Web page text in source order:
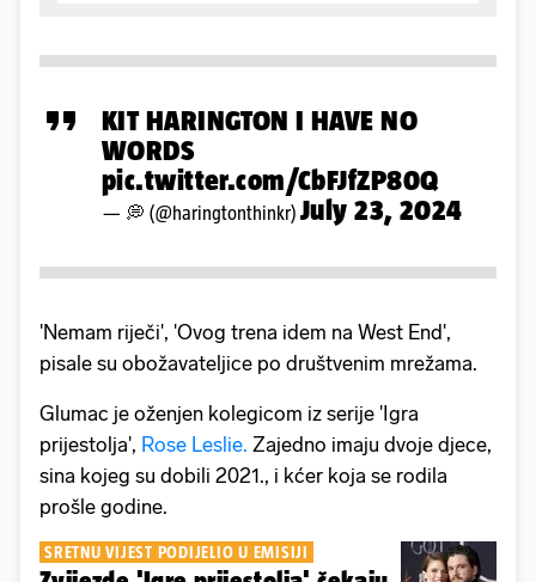
KIT HARINGTON I HAVE NO
WORDS
pic.twitter.com/CbFJfZP80Q
— 💭 (@haringtonthinkr) July 23, 2024
'Nemam riječi', 'Ovog trena idem na West End',
pisale su obožavateljice po društvenim mrežama.
Glumac je oženjen kolegicom iz serije 'Igra
prijestolja', Rose Leslie. Zajedno imaju dvoje djece,
sina kojeg su dobili 2021., i kćer koja se rodila
prošle godine.
SRETNU VIJEST PODIJELIO U EMISIJI